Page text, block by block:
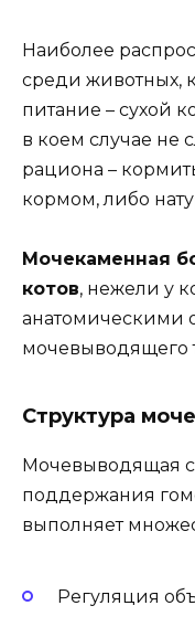
Наиболее
среди животных,
питание – сухой
в коем случае не
рациона –
кормом, либо
Мочекаменная
котов, нежели у
анатомическими
мочевыводящего
Структура
Мочевыводящая
поддержания
выполняет
Регуляция